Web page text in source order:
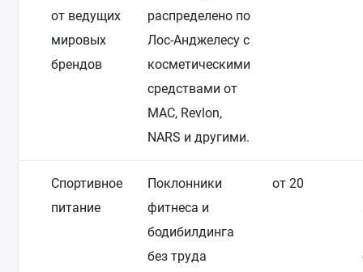
от ведущих
мировых
брендов
распределено по
Лос-Анджелесу с
косметическими
средствами от
MAC, Revlon,
NARS и другими.
Спортивное
питание
Поклонники
фитнеса и
бодибилдинга
без труда
от 20